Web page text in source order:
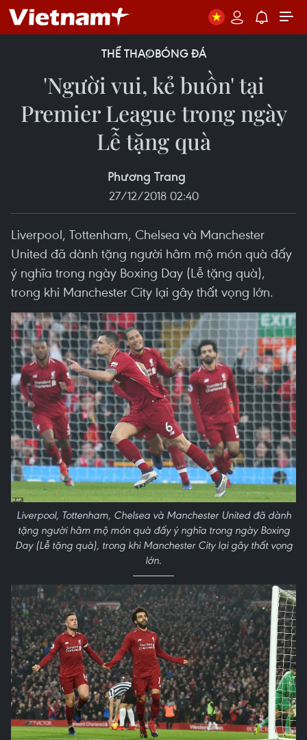
THỂ THAOBÓNG ĐÁ
'Người vui, kẻ buồn' tại
Premier League trong ngày
Lễ tặng quà
Phương Trang
27/12/2018 02:40
Liverpool, Tottenham, Chelsea và Manchester
United đã dành tặng người hâm mộ món quà đấy
ý nghĩa trong ngày Boxing Day (Lễ tặng quà),
trong khi Manchester City lại gây thất vọng lớn.
Liverpool, Tottenham, Chelsea và Manchester United đã dành
tặng người hâm mộ món quà đấy ý nghĩa trong ngày Boxing
Day (Lễ tặng quà), trong khi Manchester City lại gây thất vọng
lớn.